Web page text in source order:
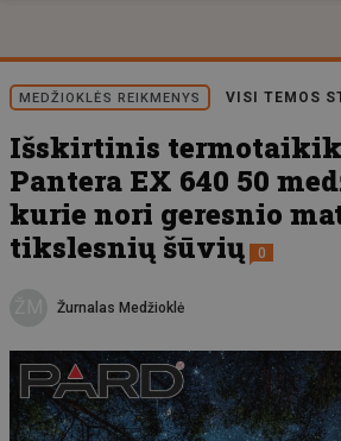
MEDŽIOKLĖS REIKMENYS VISI TEMOS
Išskirtinis
Pantera EX 640 50
kurie nori geresnio
tikslesnių šūvių
0
Žurnalas Medžioklė